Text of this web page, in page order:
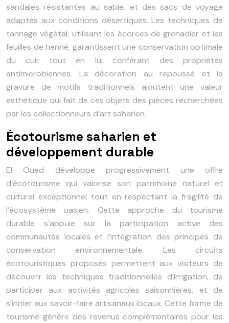
sandales résistantes au sable, et des sacs de voyage
adaptés aux conditions désertiques. Les techniques de
tannage végétal, utilisant les écorces de grenadier et les
feuilles de henné, garantissent une conservation optimale
du cuir tout en lui conférant des propriétés
antimicrobiennes. La décoration au repoussé et la
gravure de motifs traditionnels ajoutent une valeur
esthétique qui fait de ces objets des pièces recherchées
par les collectionneurs d’art saharien.
Écotourisme saharien et
développement durable
El Oued développe progressivement une offre
d’écotourisme qui valorise son patrimoine naturel et
culturel exceptionnel tout en respectant la fragilité de
l’écosystème oasien. Cette approche du tourisme
durable s’appuie sur la participation active des
communautés locales et l’intégration des principes de
conservation environnementale. Les circuits
écotouristiques proposés permettent aux visiteurs de
découvrir les techniques traditionnelles d’irrigation, de
participer aux activités agricoles saisonnières, et de
s’initier aux savoir-faire artisanaux locaux. Cette forme de
tourisme génère des revenus complémentaires pour les